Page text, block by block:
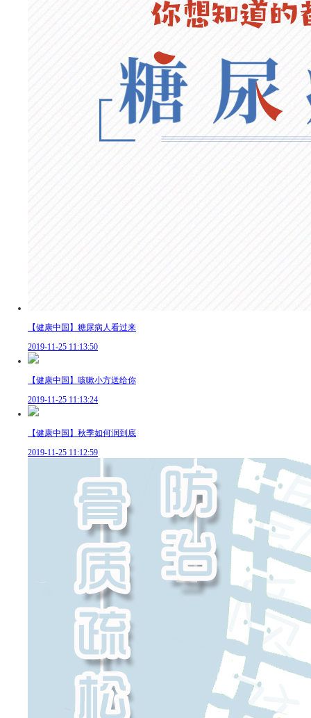
【健康中国】糖尿病人看过来
2019-11-25 11:13:50
【健康中国】咳嗽小方送给你
2019-11-25 11:13:24
【健康中国】秋季如何润到底
2019-11-25 11:12:59